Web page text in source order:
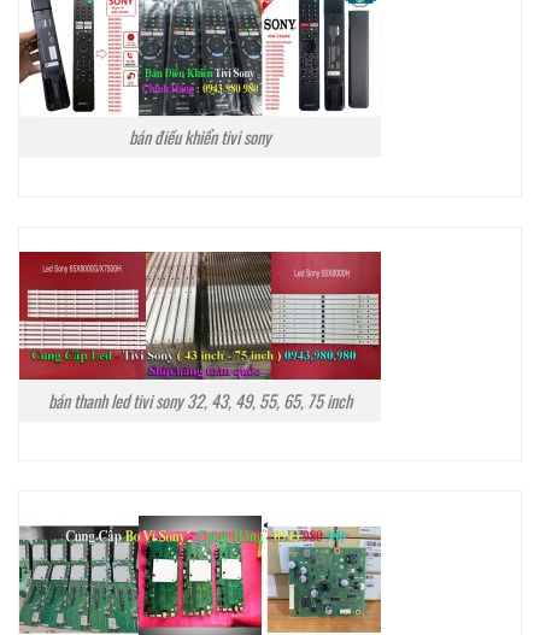
bán điều khiển tivi sony
bán thanh led tivi sony 32, 43, 49, 55, 65, 75 inch